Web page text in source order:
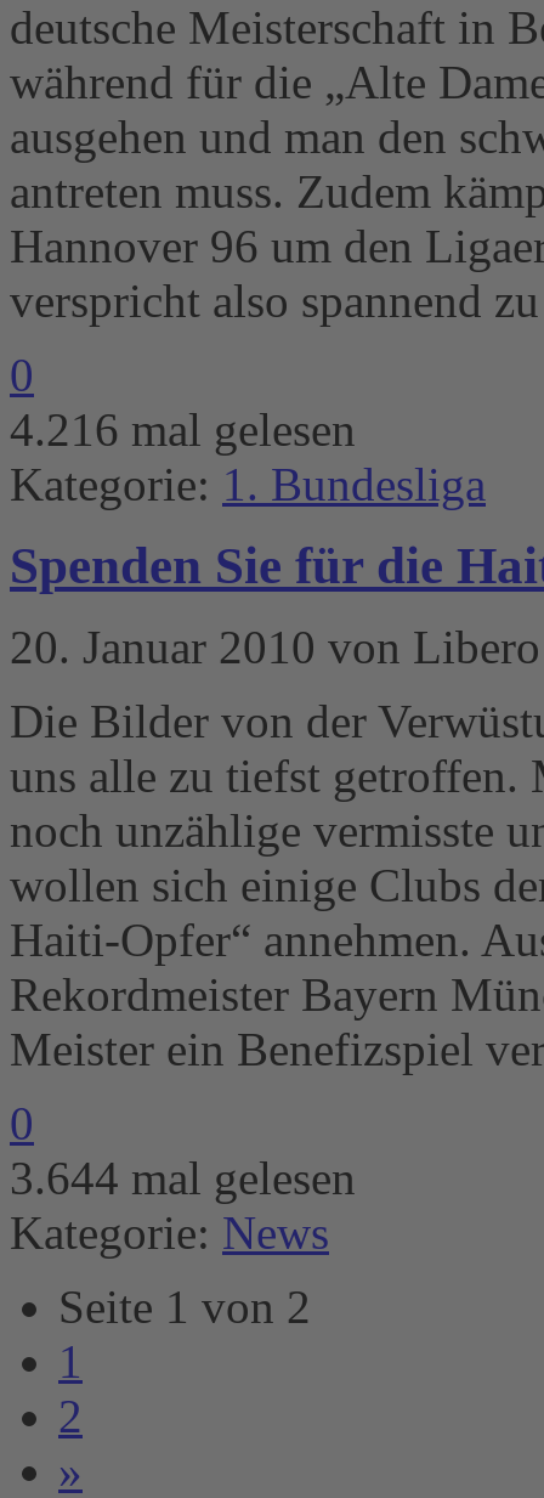
deutsche Meisterschaft in
während für die „Alte
ausgehen und man den
antreten muss. Zudem
Hannover 96 um den
verspricht also spannend
0
4.216 mal gelesen
Kategorie: 1. Bundesliga
Spenden Sie für die
20. Januar 2010 von Libero
Die Bilder von der
uns alle zu tiefst getroffen.
noch unzählige vermisste
wollen sich einige Clubs
Haiti-Opfer“ annehmen.
Rekordmeister Bayern
Meister ein Benefizspiel
0
3.644 mal gelesen
Kategorie: News
Seite 1 von 2
1
2
»